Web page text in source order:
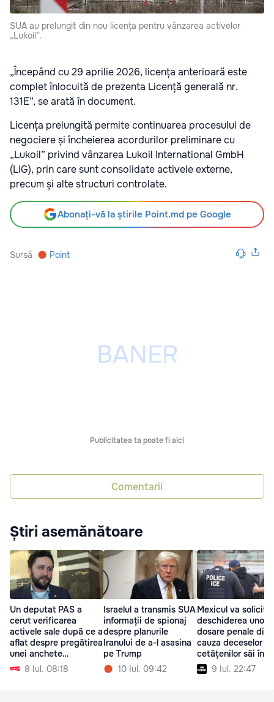
SUA au prelungit din nou licența pentru vânzarea activelor
„Lukoil”.
„Începând cu 29 aprilie 2026, licența anterioară este
complet înlocuită de prezenta Licență generală nr.
131E”, se arată în document.
Licența prelungită permite continuarea procesului de
negociere și încheierea acordurilor preliminare cu
„Lukoil” privind vânzarea Lukoil International GmbH
(LIG), prin care sunt consolidate activele externe,
precum și alte structuri controlate.
Abonați-vă la știrile Point.md pe Google
Sursă Point
Publicitatea ta poate fi aici
Comentarii
Știri asemănătoare
Un deputat PAS a
cerut verificarea
activele sale după ce a
aflat despre pregătirea
unei anchete
jurnalistice
8 Iul. 08:18
Israelul a transmis SUA
informații de spionaj
despre planurile
Iranului de a-l asasina
pe Trump
10 Iul. 09:42
Mexicul va solicita
deschiderea unor
dosare penale din
cauza deceselor
cetățenilor săi în
timpul reținerilor
9 Iul. 22:47